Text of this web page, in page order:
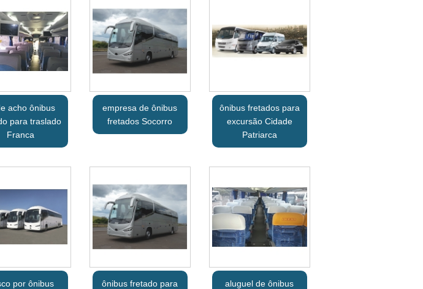
acho ônibus
para traslado
Franca
empresa de ônibus
fretados Socorro
ônibus fretados para
excursão Cidade
Patriarca
por ônibus
ônibus fretado para
aluguel de ônibus